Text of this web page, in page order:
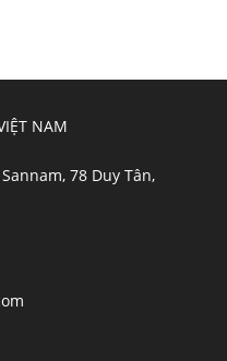
NAM
78 Duy Tân,